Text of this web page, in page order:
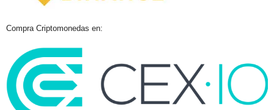
Compra Criptomonedas en: